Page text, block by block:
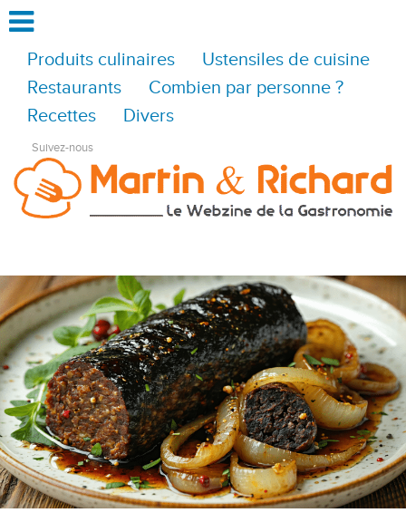
Produits culinaires
Ustensiles de cuisine
Restaurants
Combien par personne ?
Recettes
Divers
Suivez-nous